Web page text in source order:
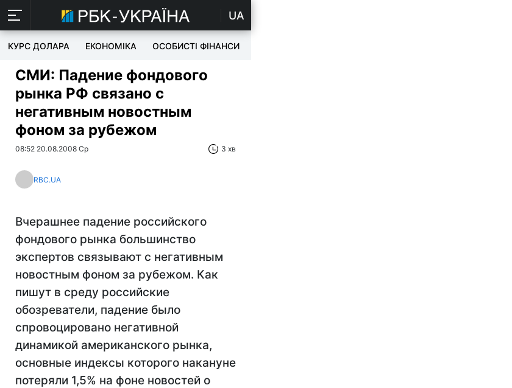
UA
КУРС ДОЛАРА ЕКОНОМІКА ОСОБИСТІ ФІНАНСИ
СМИ: Падение фондового
рынка РФ связано с
негативным новостным
фоном за рубежом
08:52 20.08.2008 Ср 3 хв
RBC.UA
Вчерашнее падение российского
фондового рынка большинство
экспертов связывают с негативным
новостным фоном за рубежом. Как
пишут в среду российские
обозреватели, падение было
спровоцировано негативной
динамикой американского рынка,
основные индексы которого накануне
потеряли 1,5% на фоне новостей о